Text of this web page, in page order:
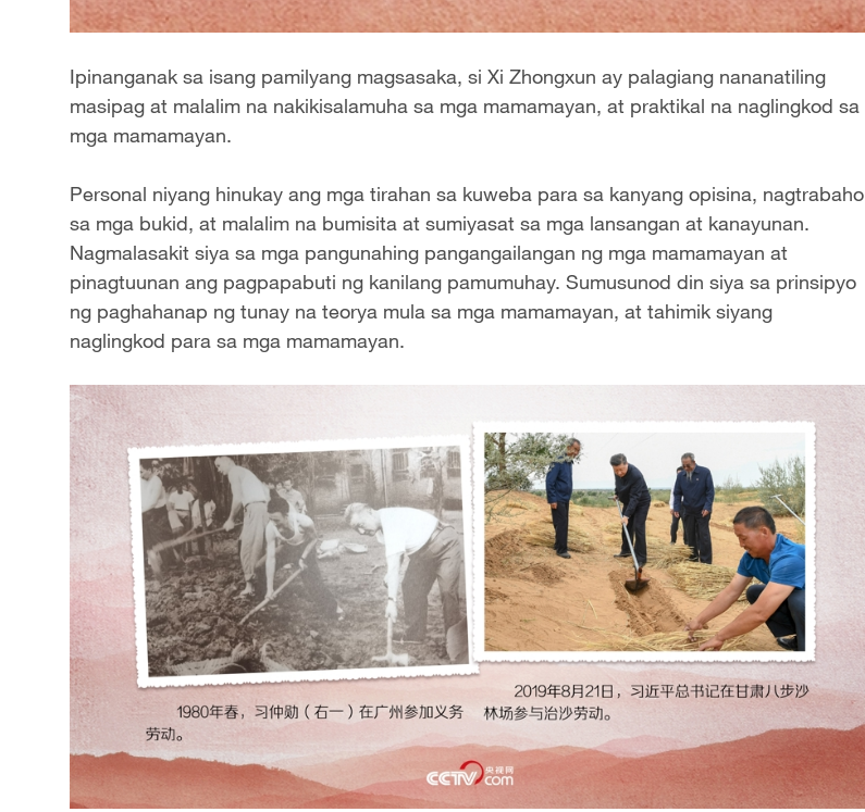
Ipinanganak sa isang pamilyang magsasaka, si Xi Zhongxun ay palagiang nananatiling
masipag at malalim na nakikisalamuha sa mga mamamayan, at praktikal na naglingkod sa
mga mamamayan.
Personal niyang hinukay ang mga tirahan sa kuweba para sa kanyang opisina, nagtrabaho
sa mga bukid, at malalim na bumisita at sumiyasat sa mga lansangan at kanayunan.
Nagmalasakit siya sa mga pangunahing pangangailangan ng mga mamamayan at
pinagtuunan ang pagpapabuti ng kanilang pamumuhay. Sumusunod din siya sa prinsipyo
ng paghahanap ng tunay na teorya mula sa mga mamamayan, at tahimik siyang
naglingkod para sa mga mamamayan.